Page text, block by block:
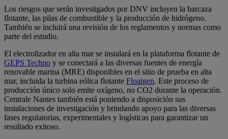
Los riesgos que serán investigados por DNV incluyen la barcaza
flotante, las pilas de combustible y la producción de hidrógeno.
También se incluirá una revisión de los reglamentos y normas como
parte del estudio.
El electrolizador en alta mar se instalará en la plataforma flotante de
GEPS Techno y se conectará a las diversas fuentes de energía
renovable marina (MRE) disponibles en el sitio de prueba en alta
mar, incluida la turbina eólica flotante Floatgen. Este proceso de
producción único solo emite oxígeno, no CO2 durante la operación.
Centrale Nantes también está poniendo a disposición sus
instalaciones de investigación y brindando apoyo para las diversas
fases regulatorias, experimentales y logísticas para garantizar un
resultado exitoso.